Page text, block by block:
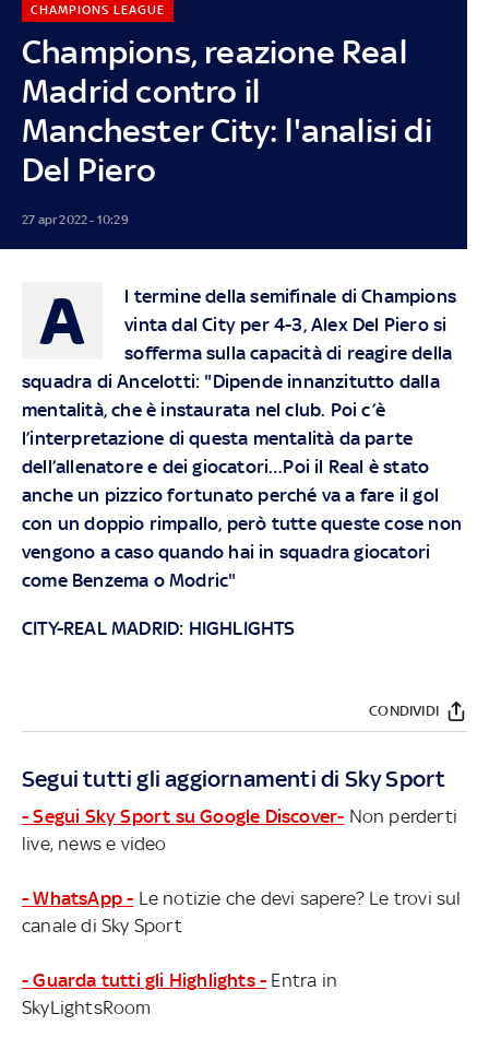
Champions, reazione Real
Madrid contro il
Manchester City: l'analisi di
Del Piero
CHAMPIONS LEAGUE
27 apr 2022 - 10:29
A
l termine della semifinale di Champions
vinta dal City per 4-3, Alex Del Piero si
sofferma sulla capacità di reagire della
squadra di Ancelotti: "Dipende innanzitutto dalla
mentalità, che è instaurata nel club. Poi c’è
l’interpretazione di questa mentalità da parte
dell’allenatore e dei giocatori…Poi il Real è stato
anche un pizzico fortunato perché va a fare il gol
con un doppio rimpallo, però tutte queste cose non
vengono a caso quando hai in squadra giocatori
come Benzema o Modric"
CITY-REAL MADRID: HIGHLIGHTS
CONDIVIDI
Segui tutti gli aggiornamenti di Sky Sport
- Segui Sky Sport su Google Discover- Non perderti
live, news e video
- WhatsApp - Le notizie che devi sapere? Le trovi sul
canale di Sky Sport
- Guarda tutti gli Highlights - Entra in
SkyLightsRoom